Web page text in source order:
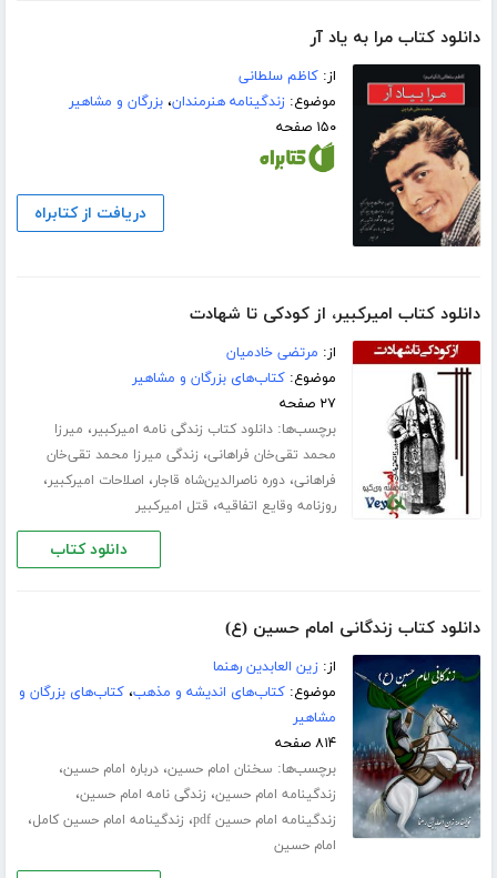
دانلود کتاب مرا به یاد آر
از:کاظم سلطانی
موضوع:زندگینامه هنرمندان،بزرگان و مشاهیر
۱۵۰ صفحه
دریافت از کتابراه
دانلود کتاب امیرکبیر، از کودکی تا شهادت
از: مرتضی خادمیان
موضوع:کتاب‌های بزرگان و مشاهیر
۲۷ صفحه
برچسب‌ها:دانلود کتاب زندگی نامه امیرکبیر، میرزا
محمد تقی‌خان فراهانی، زندگی میرزا محمد تقی‌خان
فراهانی،دوره ناصرالدین‌شاه قاجار، اصلاحات امیرکبیر،
روزنامه وقایع اتفاقیه، قتل امیرکبیر
دانلود کتاب
دانلود کتاب زندگانی امام حسین (ع)
از:زین العابدین رهنما
موضوع:کتاب‌های اندیشه و مذهب،کتاب‌های بزرگان و
مشاهیر
۸۱۴ صفحه
برچسب‌ها: سخنان امام حسین،درباره امام حسین،
زندگینامه امام حسین، زندگی نامه امام حسین،
زندگینامه امام حسین pdf ، زندگینامه امام حسین کامل،
امام حسین